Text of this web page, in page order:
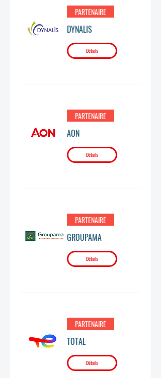
PARTENAIRE
DYNALIS
Détails
PARTENAIRE
AON
Détails
PARTENAIRE
GROUPAMA
Détails
PARTENAIRE
TOTAL
Détails